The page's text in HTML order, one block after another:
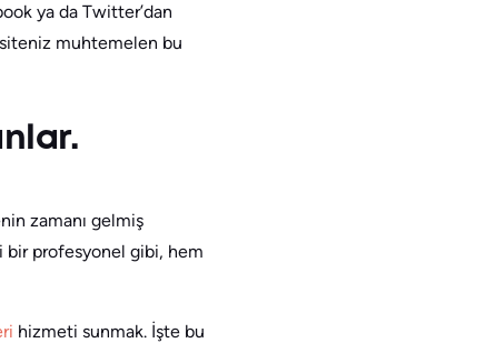
ya da Twitter’dan
muhtemelen bu
zamanı gelmiş
bir profesyonel gibi, hem
hizmeti sunmak. İşte bu